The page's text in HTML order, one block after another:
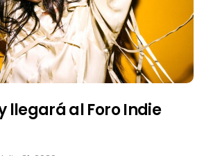
llegará al Foro Indie